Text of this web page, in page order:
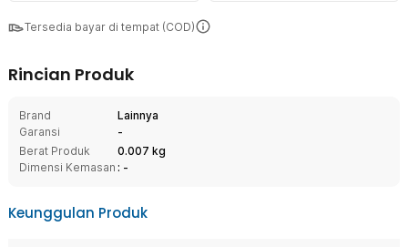
Tersedia bayar di tempat (COD)
Rincian Produk
Brand
Lainnya
Garansi
-
Berat Produk
0.007 kg
Dimensi Kemasan : -
Keunggulan Produk